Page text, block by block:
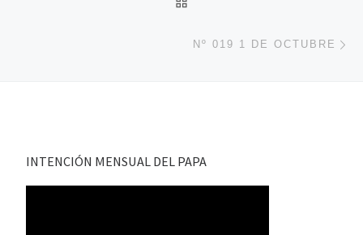
Nº 019 1 DE OCTUBRE
INTENCIÓN MENSUAL DEL PAPA